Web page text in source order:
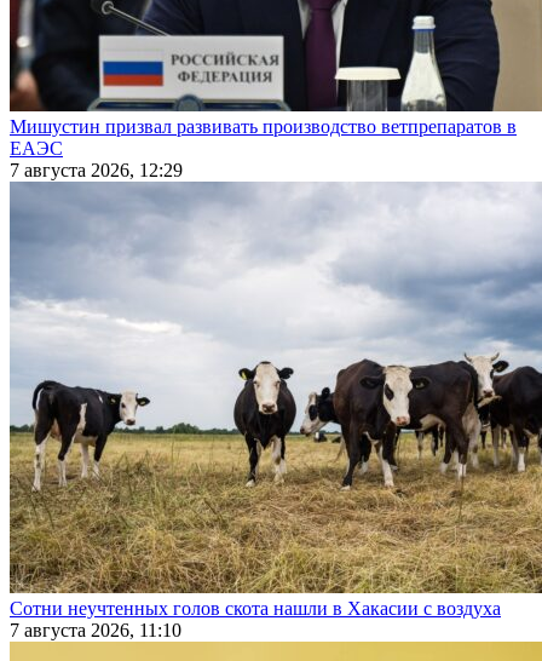
Мишустин призвал развивать производство ветпрепаратов в
ЕАЭС
7 августа 2026, 12:29
Сотни неучтенных голов скота нашли в Хакасии с воздуха
7 августа 2026, 11:10